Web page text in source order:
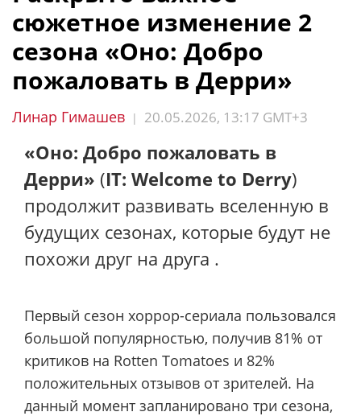
сюжетное изменение 2
сезона «Оно: Добро
пожаловать в Дерри»
Линар Гимашев | 20.05.2026, 13:17 GMT+3
«Оно: Добро пожаловать в
Дерри» (IT: Welcome to Derry)
продолжит развивать вселенную в
будущих сезонах, которые будут не
похожи друг на друга .
Первый сезон хоррор-сериала пользовался
большой популярностью, получив 81% от
критиков на Rotten Tomatoes и 82%
положительных отзывов от зрителей. На
данный момент запланировано три сезона,